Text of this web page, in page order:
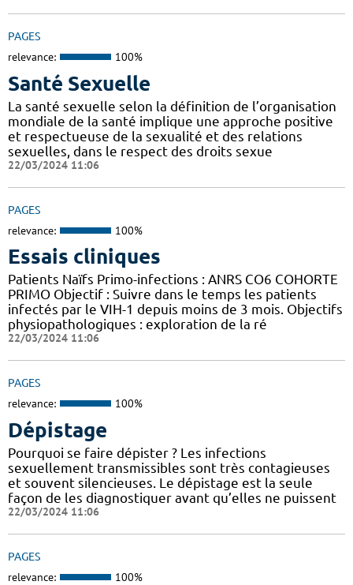
PAGES
relevance: 100%
Santé Sexuelle
La santé sexuelle selon la définition de l’organisation
mondiale de la santé implique une approche positive
et respectueuse de la sexualité et des relations
sexuelles, dans le respect des droits sexue
22/03/2024 11:06
PAGES
relevance: 100%
Essais cliniques
Patients Naïfs Primo-infections : ANRS CO6 COHORTE
PRIMO Objectif : Suivre dans le temps les patients
infectés par le VIH-1 depuis moins de 3 mois. Objectifs
physiopathologiques : exploration de la ré
22/03/2024 11:06
PAGES
relevance: 100%
Dépistage
Pourquoi se faire dépister ? Les infections
sexuellement transmissibles sont très contagieuses
et souvent silencieuses. Le dépistage est la seule
façon de les diagnostiquer avant qu’elles ne puissent
22/03/2024 11:06
PAGES
relevance: 100%